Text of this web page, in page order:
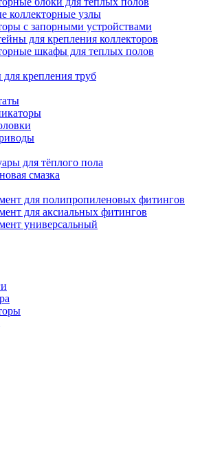
коллекторные узлы
с запорными устройствами
для крепления коллекторов
шкафы для теплых полов
крепления труб
для тёплого пола
смазка
для полипропиленовых фитингов
для аксиальных фитингов
универсальный